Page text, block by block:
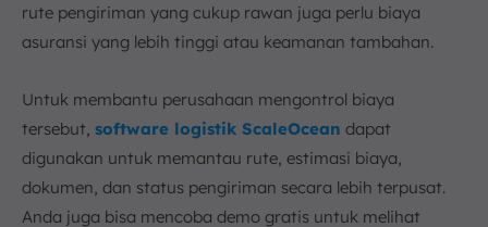
rute pengiriman yang cukup rawan juga perlu biaya
asuransi yang lebih tinggi atau keamanan tambahan.
Untuk membantu perusahaan mengontrol biaya
tersebut, software logistik ScaleOcean dapat
digunakan untuk memantau rute, estimasi biaya,
dokumen, dan status pengiriman secara lebih terpusat.
Anda juga bisa mencoba demo gratis untuk melihat